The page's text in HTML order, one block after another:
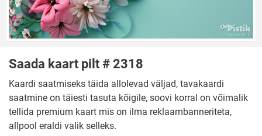
Saada kaart pilt # 2318
Kaardi saatmiseks täida allolevad väljad, tavakaardi
saatmine on täiesti tasuta kõigile, soovi korral on võimalik
tellida premium kaart mis on ilma reklaambanneriteta,
allpool eraldi valik selleks.